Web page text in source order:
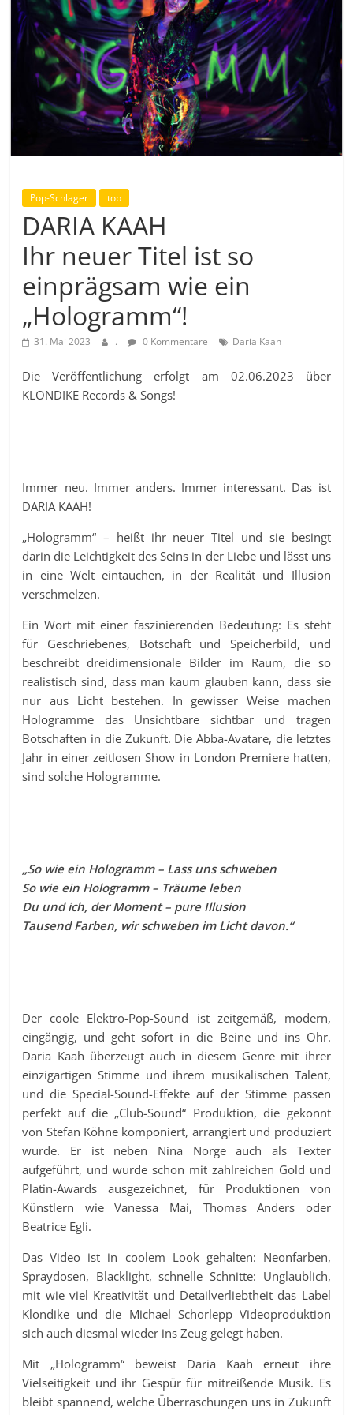
Pop-Schlager top
DARIA KAAH
Ihr neuer Titel ist so
einprägsam wie ein
„Hologramm“!
31. Mai 2023 . 0 Kommentare Daria Kaah
Die Veröffentlichung erfolgt am 02.06.2023 über
KLONDIKE Records & Songs!
Immer neu. Immer anders. Immer interessant. Das ist
DARIA KAAH!
„Hologramm“ – heißt ihr neuer Titel und sie besingt
darin die Leichtigkeit des Seins in der Liebe und lässt uns
in eine Welt eintauchen, in der Realität und Illusion
verschmelzen.
Ein Wort mit einer faszinierenden Bedeutung: Es steht
für Geschriebenes, Botschaft und Speicherbild, und
beschreibt dreidimensionale Bilder im Raum, die so
realistisch sind, dass man kaum glauben kann, dass sie
nur aus Licht bestehen. In gewisser Weise machen
Hologramme das Unsichtbare sichtbar und tragen
Botschaften in die Zukunft. Die Abba-Avatare, die letztes
Jahr in einer zeitlosen Show in London Premiere hatten,
sind solche Hologramme.
„So wie ein Hologramm – Lass uns schweben
So wie ein Hologramm – Träume leben
Du und ich, der Moment – pure Illusion
Tausend Farben, wir schweben im Licht davon.“
Der coole Elektro-Pop-Sound ist zeitgemäß, modern,
eingängig, und geht sofort in die Beine und ins Ohr.
Daria Kaah überzeugt auch in diesem Genre mit ihrer
einzigartigen Stimme und ihrem musikalischen Talent,
und die Special-Sound-Effekte auf der Stimme passen
perfekt auf die „Club-Sound“ Produktion, die gekonnt
von Stefan Köhne komponiert, arrangiert und produziert
wurde. Er ist neben Nina Norge auch als Texter
aufgeführt, und wurde schon mit zahlreichen Gold und
Platin-Awards ausgezeichnet, für Produktionen von
Künstlern wie Vanessa Mai, Thomas Anders oder
Beatrice Egli.
Das Video ist in coolem Look gehalten: Neonfarben,
Spraydosen, Blacklight, schnelle Schnitte: Unglaublich,
mit wie viel Kreativität und Detailverliebtheit das Label
Klondike und die Michael Schorlepp Videoproduktion
sich auch diesmal wieder ins Zeug gelegt haben.
Mit „Hologramm“ beweist Daria Kaah erneut ihre
Vielseitigkeit und ihr Gespür für mitreißende Musik. Es
bleibt spannend, welche Überraschungen uns in Zukunft